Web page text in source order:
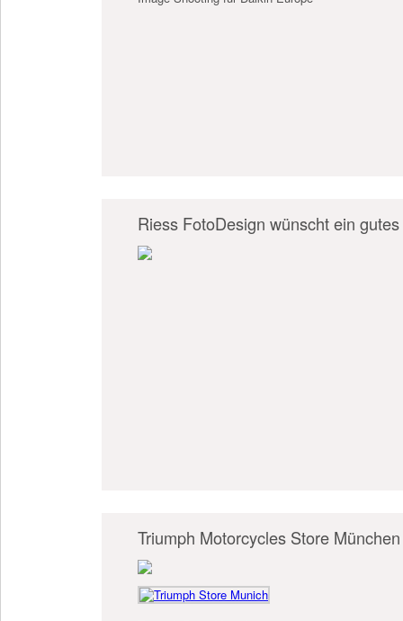
Riess FotoDesign wünscht ein
Triumph Motorcycles Store München